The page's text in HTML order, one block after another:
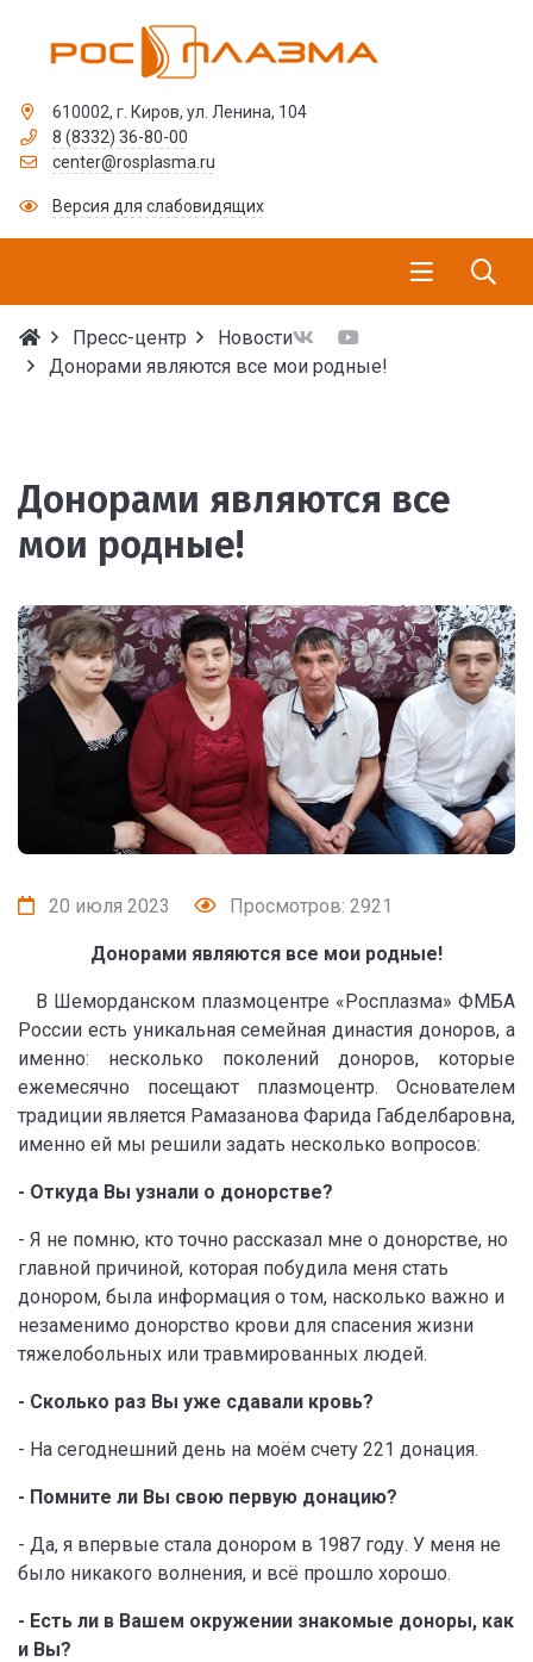
610002, г. Киров, ул. Ленина, 104
8 (8332) 36-80-00
center@rosplasma.ru
Версия для слабовидящих
Пресс-центр
Новости
Донорами являются все мои родные!
Донорами являются все
мои родные!
20 июля 2023 Просмотров: 2921
Донорами являются все мои родные!
В Шеморданском плазмоцентре «Росплазма» ФМБА
России есть уникальная семейная династия доноров, а
именно: несколько поколений доноров, которые
ежемесячно посещают плазмоцентр. Основателем
традиции является Рамазанова Фарида Габделбаровна,
именно ей мы решили задать несколько вопросов:
- Откуда Вы узнали о донорстве?
- Я не помню, кто точно рассказал мне о донорстве, но
главной причиной, которая побудила меня стать
донором, была информация о том, насколько важно и
незаменимо донорство крови для спасения жизни
тяжелобольных или травмированных людей.
- Сколько раз Вы уже сдавали кровь?
- На сегоднешний день на моём счету 221 донация.
- Помните ли Вы свою первую донацию?
- Да, я впервые стала донором в 1987 году. У меня не
было никакого волнения, и всё прошло хорошо.
- Есть ли в Вашем окружении знакомые доноры, как
и Вы?